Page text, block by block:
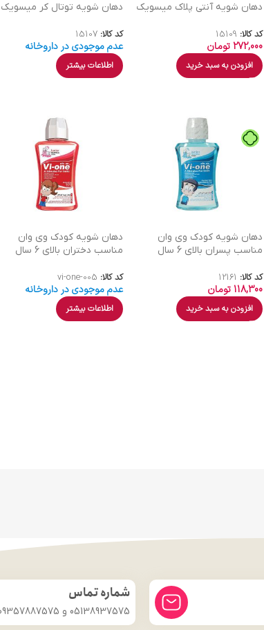
دهان شویه آنتی پلاک میسویک
کد کالا: 15109
272,000 تومان
افزودن به سبد خرید
دهان شویه توتال کر میسویک
کد کالا: 15107
عدم موجودی در داروخانه
اطلاعات بیشتر
دهان شویه کودک وی وان
مناسب پسران بالای 6 سال
کد کالا: 12161
118,300 تومان
افزودن به سبد خرید
دهان شویه کودک وی وان
مناسب دختران بالای 6 سال
کد کالا: vi-one-005
عدم موجودی در داروخانه
اطلاعات بیشتر
شماره تماس
05138937575 و 09357887575